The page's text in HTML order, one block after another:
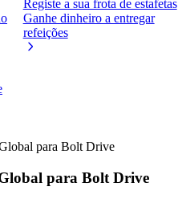
Registe a sua frota de estafetas
Ganhe dinheiro a entregar
refeições
para Bolt Drive
para Bolt Drive